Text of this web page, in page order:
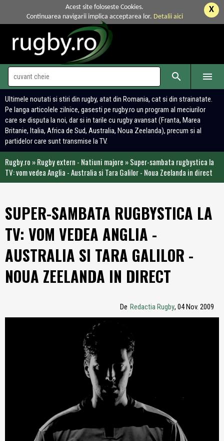
X
Acest site foloseste Cookies.
Continuarea navigarii implica acceptarea lor. Detalii aici
 
Ultimele noutati si stiri din rugby, atat din Romania, cat si din strainatate.
Pe langa articolele zilnice, gasesti pe rugby.ro un program al meciurilor
care se disputa la noi, dar si in tarile cu rugby avansat (Franta, Marea
Britanie, Italia, Africa de Sud, Australia, Noua Zeelanda), precum si al
partidelor care sunt transmise la TV.
Rugby.ro »Rugby extern - Natiuni majore »Super-sambata rugbystica la
TV: vom vedea Anglia - Australia si Tara Galilor - Noua Zeelanda in direct
SUPER-SAMBATA RUGBYSTICA LA
TV: VOM VEDEA ANGLIA -
AUSTRALIA SI TARA GALILOR -
NOUA ZEELANDA IN DIRECT
De Redactia Rugby, 04 Nov. 2009